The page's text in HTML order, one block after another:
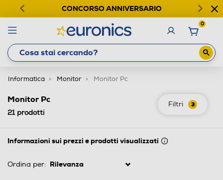
CONCORSO ANNIVERSARIO
0
Informatica Monitor Monitor Pc
Filtri 3
Monitor Pc
21prodotti
Informazioni sui prezzi e prodotti visualizzati
Ordina per: